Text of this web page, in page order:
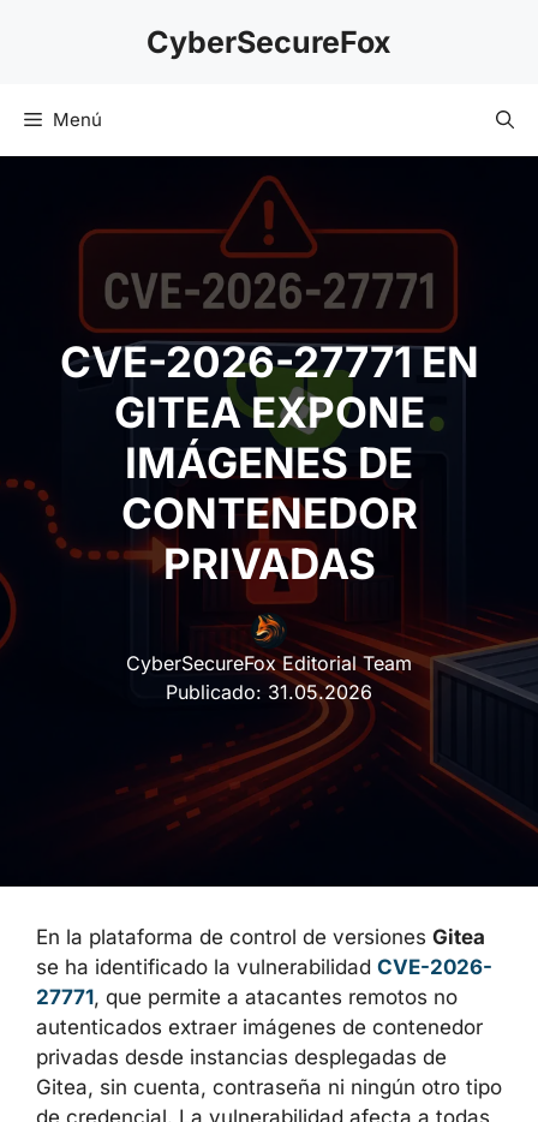
CyberSecureFox
Menú
CVE-2026-27771 EN
GITEA EXPONE
IMÁGENES DE
CONTENEDOR
PRIVADAS
CyberSecureFox Editorial Team
Publicado: 31.05.2026
En la plataforma de control de versiones Gitea
se ha identificado la vulnerabilidad CVE-2026-
27771, que permite a atacantes remotos no
autenticados extraer imágenes de contenedor
privadas desde instancias desplegadas de
Gitea, sin cuenta, contraseña ni ningún otro tipo
de credencial. La vulnerabilidad afecta a todas